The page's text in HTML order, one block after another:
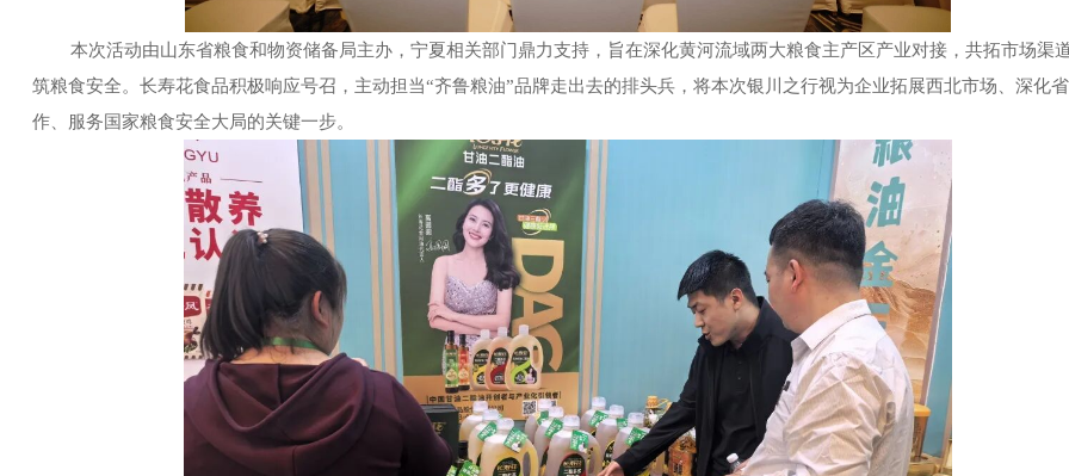
本次活动由山东省粮食和物资储备局主办，宁夏相关部门鼎力支持，旨在深化黄河流域两大粮食主产区产业对接，共拓市场渠
筑粮食安全。长寿花食品积极响应号召，主动担当“齐鲁粮油”品牌走出去的排头兵，将本次银川之行视为企业拓展西北市场、深化
作、服务国家粮食安全大局的关键一步。